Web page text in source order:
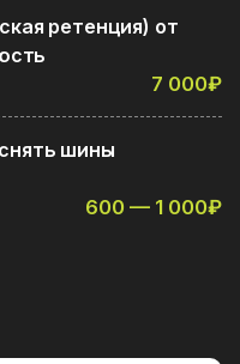
ретенция) от
7 000₽
шины
600 — 1 000₽